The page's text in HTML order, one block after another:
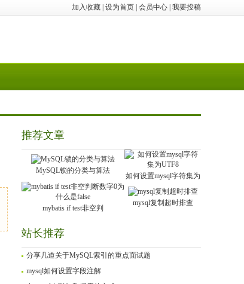
加入收藏 设为首页 会员中心 我要投稿
推荐文章
MySQL锁的分类与算法
如何设置mysql字符集为
mybatis if test非空判
mysql复制超时排查
站长推荐
分享几道关于MySQL索引的重点面试题
mysql如何设置字段注解